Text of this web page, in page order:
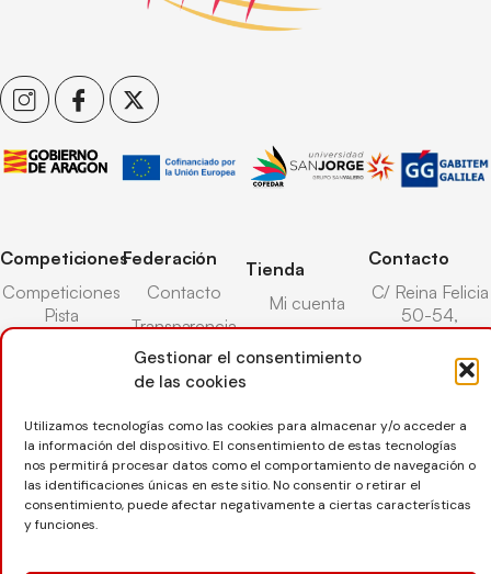
Gestionar el consentimiento
de las cookies
Utilizamos tecnologías como las cookies para almacenar y/o acceder a
la información del dispositivo. El consentimiento de estas tecnologías
nos permitirá procesar datos como el comportamiento de navegación o
las identificaciones únicas en este sitio. No consentir o retirar el
consentimiento, puede afectar negativamente a ciertas características
y funciones.
Competiciones
Competiciones
Pista
Nieve
Federación
Contacto
Transparencia
Árbitros
Entrenadores
Seguro
deportivo
Tienda
Mi cuenta
Carrito
Lista deseos
Devoluciones
Contacto
C/ Reina Felicia
50-54,
Zaragoza
Copyright © 2025 Federación Aragonesa de Voleibol |